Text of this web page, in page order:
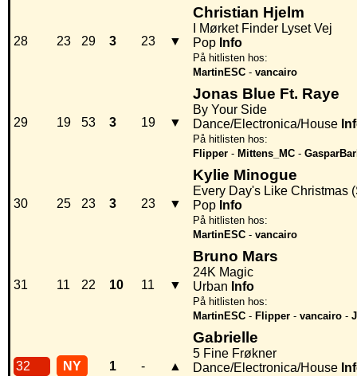
28 23 29 3 23 ▼
Christian Hjelm
I Mørket Finder Lyset Vej
Pop Info
På hitlisten hos:
MartinESC - vancairo
29 19 53 3 19 ▼
Jonas Blue Ft. Raye
By Your Side
Dance/Electronica/House
På hitlisten hos:
Flipper - Mittens_MC -
30 25 23 3 23 ▼
Kylie Minogue
Every Day's Like Christmas
Pop Info
På hitlisten hos:
MartinESC - vancairo
31 11 22 10 11 ▼
Bruno Mars
24K Magic
Urban Info
På hitlisten hos:
MartinESC - Flipper - vancairo -
32 NY 1 - ▲
Gabrielle
5 Fine Frøkner
Dance/Electronica/House